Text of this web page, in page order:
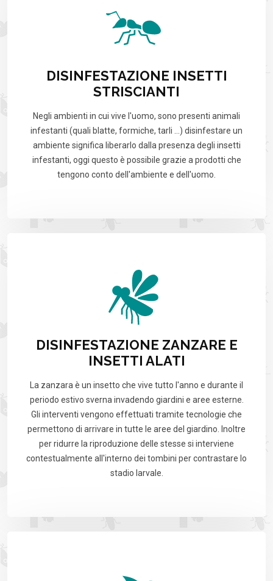
DISINFESTAZIONE INSETTI
STRISCIANTI
Negli ambienti in cui vive l'uomo, sono presenti animali
infestanti (quali blatte, formiche, tarli …) disinfestare un
ambiente significa liberarlo dalla presenza degli insetti
infestanti, oggi questo è possibile grazie a prodotti che
tengono conto dell'ambiente e dell'uomo.
DISINFESTAZIONE ZANZARE E
INSETTI ALATI
La zanzara è un insetto che vive tutto l'anno e durante il
periodo estivo sverna invadendo giardini e aree esterne.
Gli interventi vengono effettuati tramite tecnologie che
permettono di arrivare in tutte le aree del giardino. Inoltre
per ridurre la riproduzione delle stesse si interviene
contestualmente all'interno dei tombini per contrastare lo
stadio larvale.